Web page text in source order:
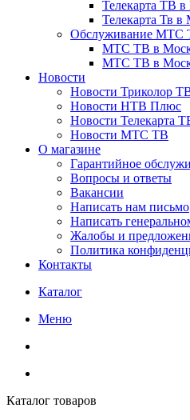
Телекарта ТВ
Телекарта Тв в
Обслуживание МТС
МТС ТВ в
МТС ТВ в
Новости
Новости Триколор
Новости НТВ Плюс
Новости Телекарта
Новости МТС ТВ
О магазине
Гарантийное
Вопросы и ответы
Вакансии
Написать нам письмо
Написать
Жалобы и
Политика
Контакты
Каталог
Меню
Каталог товаров